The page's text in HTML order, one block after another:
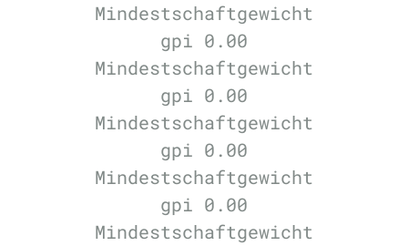
Mindestschaftgewicht
gpi 0.00
Mindestschaftgewicht
gpi 0.00
Mindestschaftgewicht
gpi 0.00
Mindestschaftgewicht
gpi 0.00
Mindestschaftgewicht